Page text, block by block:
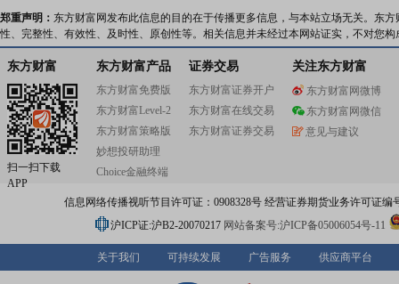
郑重声明： 东方财富网发布此信息的目的在于传播更多信息，与本站立场无关。东
性、完整性、有效性、及时性、原创性等。相关信息并未经过本网站证实，不对您
东方财富
扫一扫下载
APP
东方财富产品
东方财富免费版
东方财富Level-2
东方财富策略版
妙想投研助理
Choice金融终端
证券交易
东方财富证券开户
东方财富在线交易
东方财富证券交易
关注东方财富
东方财富网微博
东方财富网微信
意见与建议
信息网络传播视听节目许可证：0908328号 经营证券期货业务许可证编
沪ICP证:沪B2-20070217 网站备案号:沪ICP备05006054号-11
关于我们 可持续发展 广告服务 供应商平台